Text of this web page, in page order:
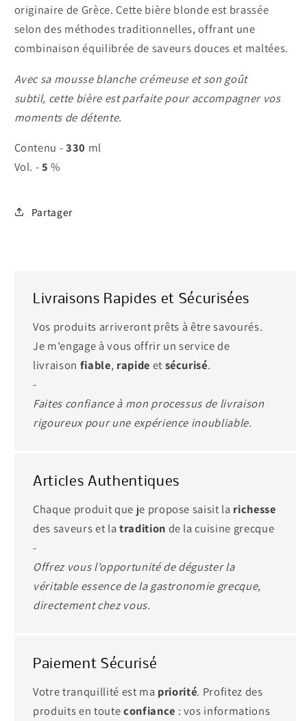
originaire de Grèce. Cette bière blonde est brassée
selon des méthodes traditionnelles, offrant une
combinaison équilibrée de saveurs douces et maltées.
Avec sa mousse blanche crémeuse et son goût
subtil, cette bière est parfaite pour accompagner vos
moments de détente.
Contenu -330 ml
Vol. -5 %
Partager
Livraisons Rapides et Sécurisées
Vos produits arriveront prêts à être savourés.
Je m'engage à vous offrir un service de
livraison fiable, rapide etsécurisé.
-
Faites confiance à mon processus de livraison
rigoureux pour une expérience inoubliable.
Articles Authentiques
Chaque produit que je propose saisit la richesse
des saveurs et la tradition de la cuisine grecque
-
Offrez vous l'opportunité de déguster la
véritable essence de la gastronomie grecque,
directement chez vous.
Paiement Sécurisé
Votre tranquillité est ma priorité. Profitez des
produits en touteconfiance : vos informations